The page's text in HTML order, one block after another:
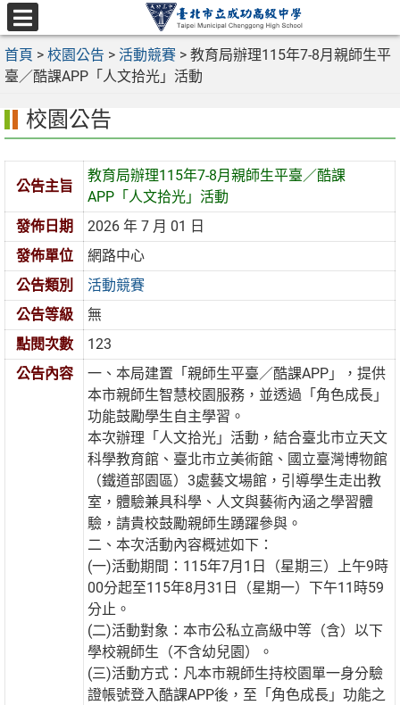
跳
至
主
要
區
選
單
首頁 > 校園公告 > 活動競賽 > 教育局辦理115年7-8月親師生平
臺／酷課APP「人文拾光」活動
校園公告
公告主旨
教育局辦理115年7-8月親師生平臺／酷課
APP「人文拾光」活動
發佈日期
2026 年 7 月 01 日
發佈單位
網路中心
公告類別
活動競賽
公告等級
無
點閱次數
123
公告內容
一、本局建置「親師生平臺／酷課APP」，提供
本市親師生智慧校園服務，並透過「角色成長」
功能鼓勵學生自主學習。
本次辦理「人文拾光」活動，結合臺北市立天文
科學教育館、臺北市立美術館、國立臺灣博物館
（鐵道部園區）3處藝文場館，引導學生走出教
室，體驗兼具科學、人文與藝術內涵之學習體
驗，請貴校鼓勵親師生踴躍參與。
二、本次活動內容概述如下：
(一)活動期間：115年7月1日（星期三）上午9時
00分起至115年8月31日（星期一）下午11時59
分止。
(二)活動對象：本市公私立高級中等（含）以下
學校親師生（不含幼兒園）。
(三)活動方式：凡本市親師生持校園單一身分驗
證帳號登入酷課APP後，至「角色成長」功能之